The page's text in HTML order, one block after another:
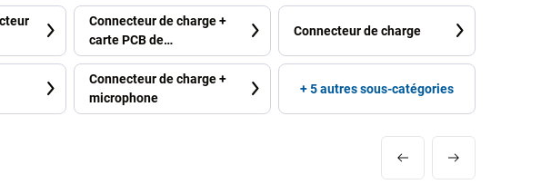
Connecteur de charge +
carte PCB de
microphone
Connecteur de charge
Connecteur de charge +
microphone
+ 5 autres sous-catégories